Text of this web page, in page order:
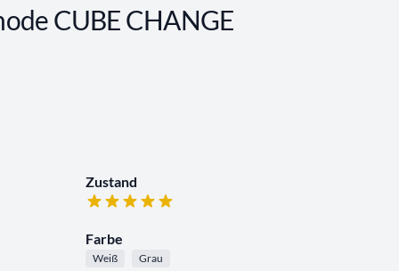
CUBE CHANGE
Zustand
Farbe
Weiß Grau